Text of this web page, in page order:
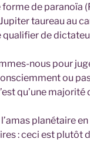
forme de paranoïa
taureau au
qualifier de
nous pour
ou
qu’une
planétaire
: ceci est plutôt